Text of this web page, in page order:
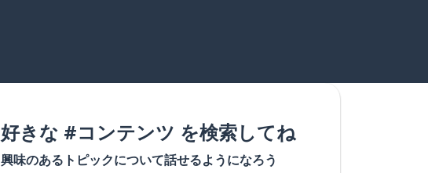
好きな #コンテンツ を検索してね
興味のあるトピックについて話せるようになろう